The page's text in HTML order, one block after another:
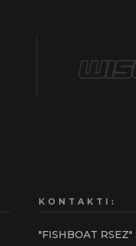
KONTAKTI:
"FISHBOAT RSEZ"